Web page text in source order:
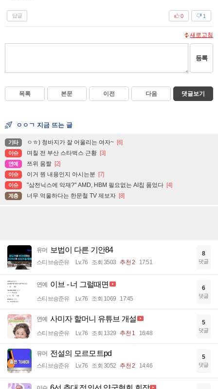
답글 1
0
새로고침
등록
목록 본문 이전 다음 댓글보기
ㅇㅇㄱ 지금 뜨는 글
기타 ㅇㅎ) 청바지가 잘 어울리는 여자~ [6]
이슈 며칠 전 부산 스타벅스 근황 [3]
연예 쯔위 움짤 [2]
이슈 이거 뭔 내용인지 아시는분 [7]
이슈 "삼전닉스에 악재?" AMD, HBM 필요없는 AI칩 품었다 [4]
계층 너무 억울하다는 한문철 TV 제보자 [8]
유머 보법이 다른 기안84
스티브승준유 Lv.76 조회 3503 추천 2 17:51
8
댓글
연예 이브 - 너 그럴때면
스티브승준유 Lv.76 조회 1069 17:45
6
댓글
연예 사미자 할머니 유튜브 개설
스티브승준유 Lv.76 조회 1329 추천 1 16:48
5
댓글
유머 전설의 모르모트pd
스티브승준유 Lv.76 조회 3052 추천 2 14:46
5
댓글